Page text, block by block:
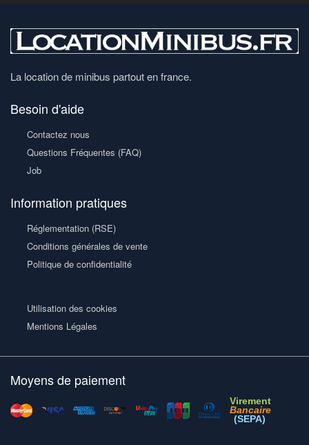
La location de minibus partout en france.
Besoin d'aide
Contactez nous
Questions Fréquentes (FAQ)
Job
Information pratiques
Réglementation (RSE)
Conditions générales de vente
Politique de confidentialité
Utilisation des cookies
Mentions Légales
Moyens de paiement
Virement
Bancaire
(SEPA)